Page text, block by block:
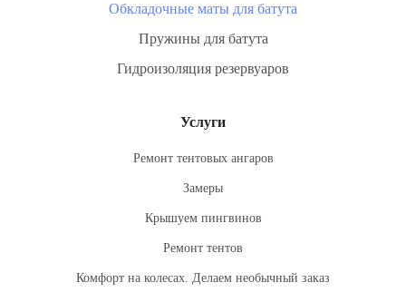
Обкладочные маты для батута
Пружины для батута
Гидроизоляция резервуаров
Услуги
Ремонт тентовых ангаров
Замеры
Крышуем пингвинов
Ремонт тентов
Комфорт на колесах. Делаем необычный заказ